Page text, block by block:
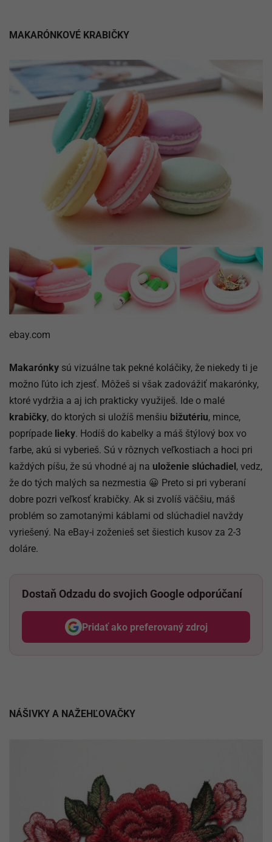
MAKARÓNKOVÉ KRABIČKY
ebay.com
Makarónky sú vizuálne tak pekné koláčiky, že niekedy ti je
možno ľúto ich zjesť. Môžeš si však zadovážiť makarónky,
ktoré vydržia a aj ich prakticky využiješ. Ide o malé
krabičky, do ktorých si uložíš menšiu bižutériu, mince,
poprípade lieky. Hodíš do kabelky a máš štýlový box vo
farbe, akú si vyberieš. Sú v rôznych veľkostiach a hoci pri
každých píšu, že sú vhodné aj na uloženie slúchadiel , vedz,
že do tých malých sa nezmestia 😀 Preto si pri vyberaní
dobre pozri veľkosť krabičky. Ak si zvolíš väčšiu, máš
problém so zamotanými káblami od slúchadiel navždy
vyriešený. Na eBay-i zoženieš set šiestich kusov za 2-3
doláre.
Dostaň Odzadu do svojich Google odporúčaní
Pridať ako preferovaný zdroj
Odzadu, odkaz sa otvorí v
NÁŠIVKY A NAŽEHĽOVAČKY